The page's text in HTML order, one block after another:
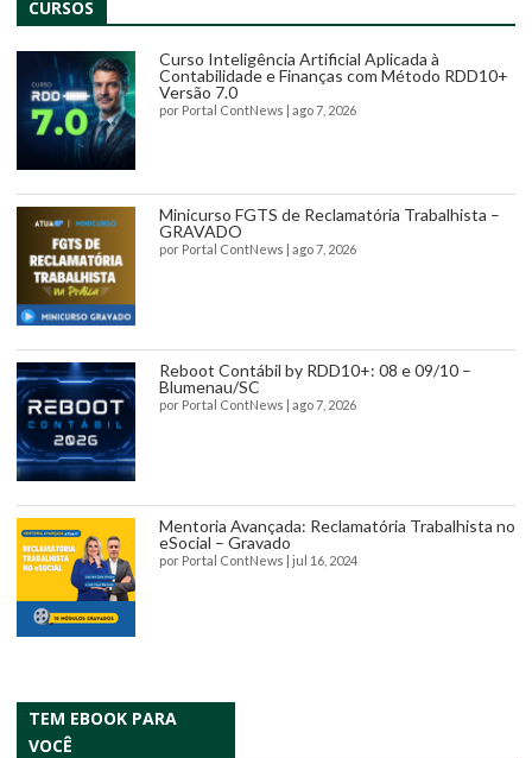
CURSOS
Curso Inteligência Artificial Aplicada à
Contabilidade e Finanças com Método RDD10+
Versão 7.0
por Portal ContNews | ago 7, 2026
Minicurso FGTS de Reclamatória Trabalhista –
GRAVADO
por Portal ContNews | ago 7, 2026
Reboot Contábil by RDD10+: 08 e 09/10 –
Blumenau/SC
por Portal ContNews | ago 7, 2026
Mentoria Avançada: Reclamatória Trabalhista no
eSocial – Gravado
por Portal ContNews | jul 16, 2024
TEM EBOOK PARA
VOCÊ